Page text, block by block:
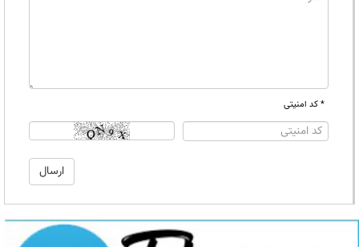
* کد امنیتی